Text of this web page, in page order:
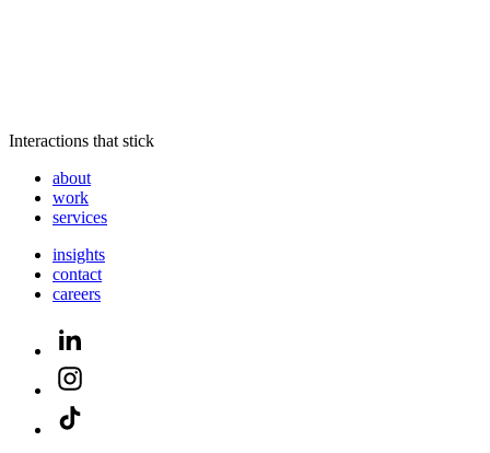
Interactions that stick
about
work
services
insights
contact
careers